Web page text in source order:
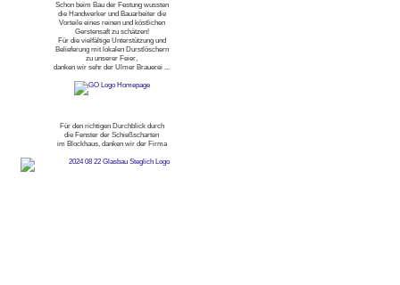
Schon beim Bau der Festung wussten
die Handwerker und Bauarbeiter die
Vorteile eines reinen und köstlichen
Gerstensaft zu schätzen!
Für die vielfältige Unterstützung und
Belieferung mit lokalen Durstlöschern
zu unserer Feier,
danken wir sehr der Ulmer Brauerei ...
Für den richtigen Durchblick durch
die Fenster der Schießscharten
im Blockhaus, danken wir der Firma